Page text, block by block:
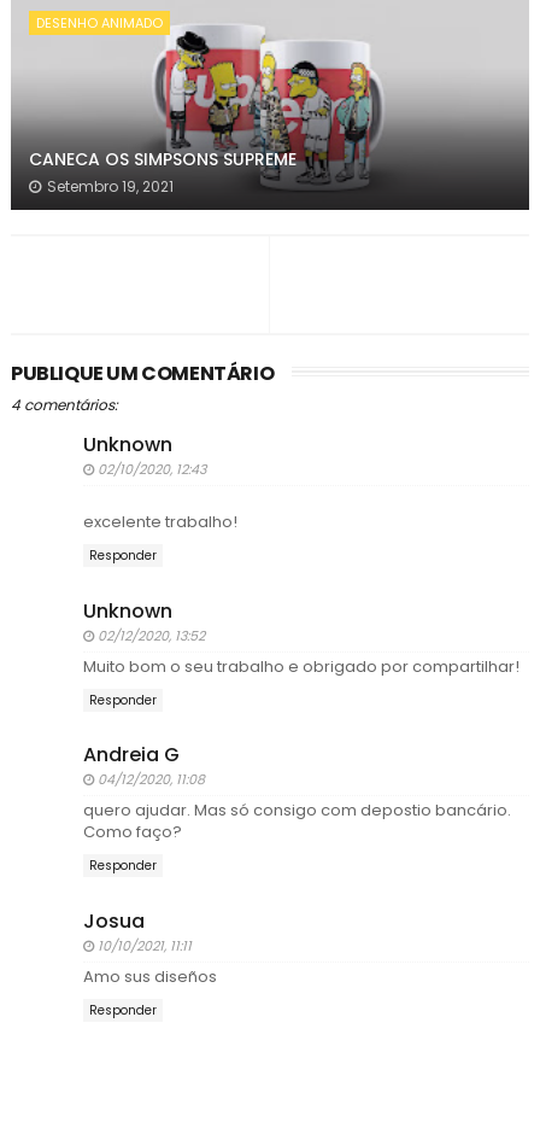
DESENHO ANIMADO
CANECA OS SIMPSONS SUPREME
Setembro 19, 2021
PUBLIQUE UM COMENTÁRIO
4 comentários:
Unknown
02/10/2020, 12:43
excelente trabalho!
Responder
Unknown
02/12/2020, 13:52
Muito bom o seu trabalho e obrigado por compartilhar!
Responder
Andreia G
04/12/2020, 11:08
quero ajudar. Mas só consigo com depostio bancário.
Como faço?
Responder
Josua
10/10/2021, 11:11
Amo sus diseños
Responder